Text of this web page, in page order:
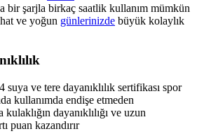
bir şarjla birkaç saatlik kullanım mümkün
ve yoğun günlerinizde büyük kolaylık
ve tere dayanıklılık sertifikası spor
kullanımda endişe etmeden
dayanıklılığı ve uzun
puan kazandırır